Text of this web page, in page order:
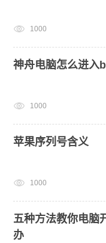
1000
神舟电脑怎么进入
1000
苹果序列号含义
1000
五种方法教你电脑
办